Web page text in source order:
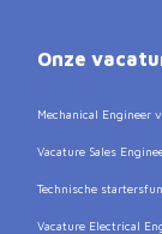
Onze
Mechanical Engineer
Vacature Sales
Technische
Vacature Electrical